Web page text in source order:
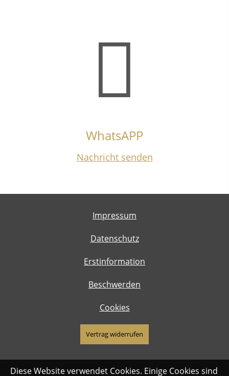
WhatsAPP
Nachricht senden
Impressum
Datenschutz
Erstinformation
Beschwerden
Cookies
Vertrag widerrufen
Diese Website verwendet Cookies. Einige Cookies sind